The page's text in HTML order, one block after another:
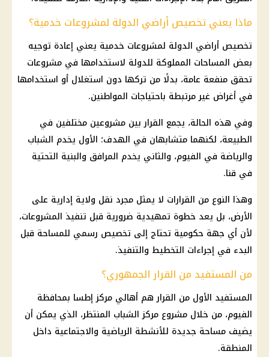
ماذا يعني تخصيص أراضي الدولة لمشروعات خدمية؟
تخصيص أراضي الدولة لمشروعات خدمية يعني إعادة توجيه
بعض المساحات المملوكة للدولة لاستخدامها في مشروعات
تحقق منفعة عامة، بدلًا من تركها دون استغلال أو استخدامها
في أغراض غير مرتبطة باحتياجات المواطنين.
وفي هذه الحالة، يجمع القرار بين مشروعين مختلفين في
الطبيعة، لكنهما متشابهان في الهدف؛ الأول يخدم الشباب
والرياضة في الفيوم، والثاني يخدم المرافق والبنية التحتية
في قنا.
وهذا النوع من القرارات لا يمثل مجرد نقل ولاية إدارية على
الأرض، بل يعد خطوة تمهيدية ضرورية قبل تنفيذ المشروعات،
لأن أي جهة حكومية تحتاج إلى تخصيص رسمي للمساحة قبل
البدء في إجراءات التخطيط والتنفيذ.
من المستفيد من القرار الجمهوري؟
المستفيد الأول من القرار هم أهالي مركز إطسا بمحافظة
الفيوم، من خلال مشروع مركز الشباب المنتظر، الذي يمكن أن
يضيف مساحة جديدة للأنشطة الرياضية والاجتماعية داخل
المنطقة.